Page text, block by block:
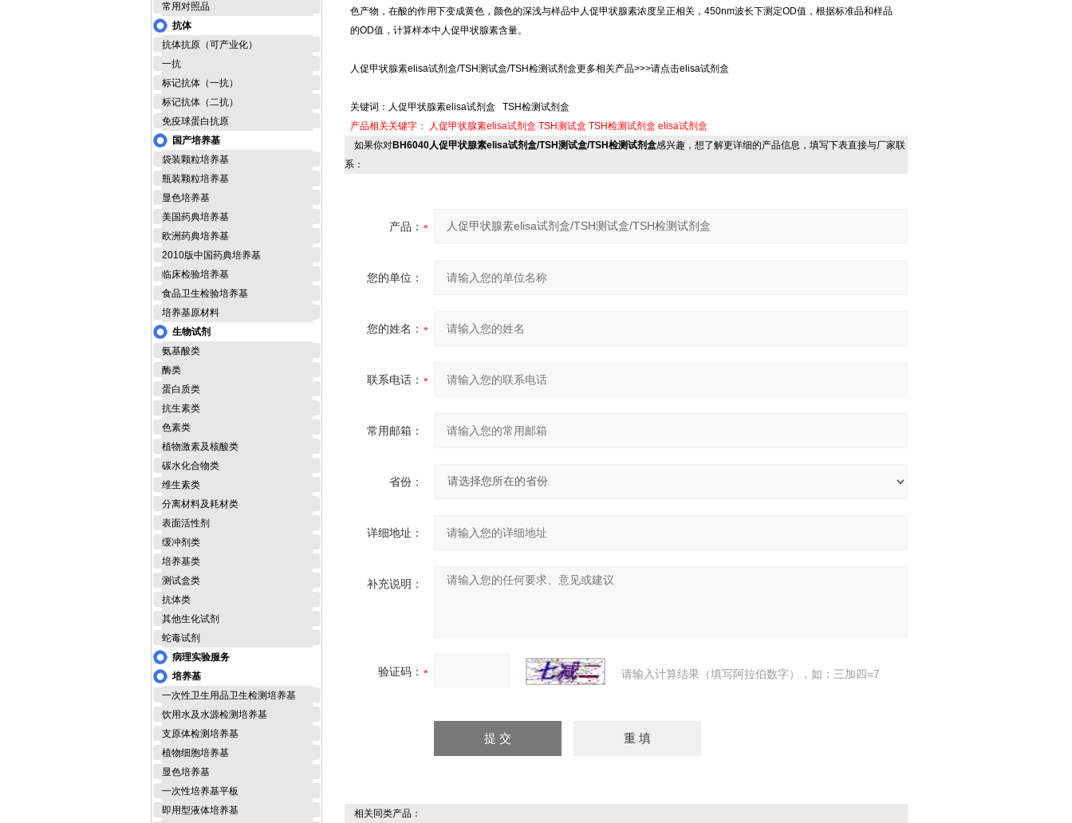
常用对照品
抗体
抗体抗原（可产业化）
一抗
标记抗体（一抗）
标记抗体（二抗）
免疫球蛋白抗原
国产培养基
袋装颗粒培养基
瓶装颗粒培养基
显色培养基
美国药典培养基
欧洲药典培养基
2010版中国药典培养基
临床检验培养基
食品卫生检验培养基
培养基原材料
生物试剂
氨基酸类
酶类
蛋白质类
抗生素类
色素类
植物激素及核酸类
碳水化合物类
维生素类
分离材料及耗材类
表面活性剂
缓冲剂类
培养基类
测试盒类
抗体类
其他生化试剂
蛇毒试剂
病理实验服务
培养基
一次性卫生用品卫生检测培养基
饮用水及水源检测培养基
支原体检测培养基
植物细胞培养基
显色培养基
一次性培养基平板
即用型液体培养基
色产物，在酸的作用下变成黄色，颜色的深浅与样品中人促甲状腺素浓度呈正相关，450nm波长下测定OD值，根据标准品和样品
的OD值，计算样本中人促甲状腺素含量。
人促甲状腺素elisa试剂盒/TSH测试盒/TSH检测试剂盒更多相关产品>>>请点击elisa试剂盒
关键词：人促甲状腺素elisa试剂盒 TSH检测试剂盒
产品相关关键字：
人促甲状腺素elisa试剂盒 TSH测试盒 TSH检测试剂盒 elisa试剂盒
如果你对BH6040人促甲状腺素elisa试剂盒/TSH测试盒/TSH检测试剂盒感兴趣，想了解更详细的产品信息，填写下表直接与厂家联
系：
产品：
您的单位：
您的姓名：
联系电话：
常用邮箱：
省份：
详细地址：
补充说明：
验证码： 请输入计算结果（填写阿拉伯数字），如：三加四=7
相关同类产品：